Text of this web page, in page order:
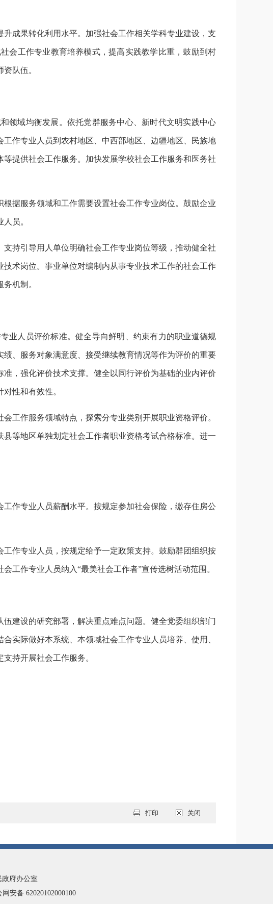
成果转化利用水平。加强社会工作相关学科专业建设，支
会工作专业教育培养模式，提高实践教学比重，鼓励到村
队伍。
领域均衡发展。依托党群服务中心、新时代文明实践中心
作专业人员到农村地区、中西部地区、边疆地区、民族地
提供社会工作服务。加快发展学校社会工作服务和医务社
据服务领域和工作需要设置社会工作专业岗位。鼓励企业
员。
持引导用人单位明确社会工作专业岗位等级，推动健全社
术岗位。事业单位对编制内从事专业技术工作的社会工作
机制。
业人员评价标准。健全导向鲜明、约束有力的职业道德规
、服务对象满意度、接受继续教育情况等作为评价的重要
，强化评价技术支撑。健全以同行评价为基础的业内评价
性和有效性。
工作服务领域特点，探索分专业类别开展职业资格评价。
等地区单独划定社会工作者职业资格考试合格标准。进一
作专业人员薪酬水平。按规定参加社会保险，缴存住房公
作专业人员，按规定给予一定政策支持。鼓励群团组织按
工作专业人员纳入“最美社会工作者”宣传选树活动范围。
建设的研究部署，解决重点难点问题。健全党委组织部门
实际做好本系统、本领域社会工作专业人员培养、使用、
持开展社会工作服务。
打印 关闭
府办公室
网安备 62020102000100